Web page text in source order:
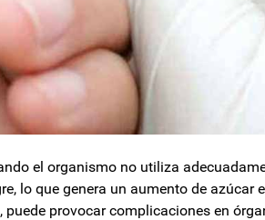
el organismo no utiliza
lo que genera un aumento de azúcar
provocar complicaciones en